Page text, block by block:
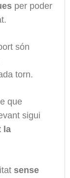
per poder
són
torn.
que
sigui
la
sense